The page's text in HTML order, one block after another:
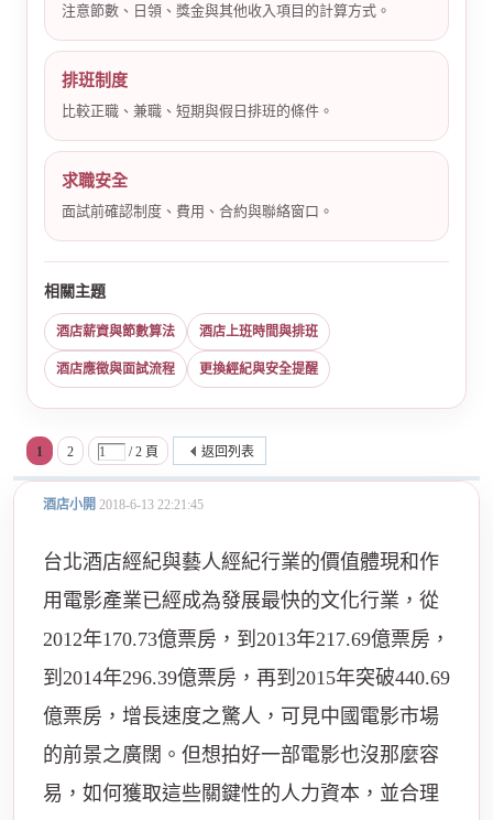
注意節數、日領、獎金與其他收入項目的計算方式。
排班制度
比較正職、兼職、短期與假日排班的條件。
求職安全
面試前確認制度、費用、合約與聯絡窗口。
相關主題
酒店薪資與節數算法 酒店上班時間與排班
酒店應徵與面試流程 更換經紀與安全提醒
1 2 / 2 頁 返回列表
酒店小開 2018-6-13 22:21:45
台北酒店經紀與藝人經紀行業的價值體現和作
用電影產業已經成為發展最快的文化行業，從
2012年170.73億票房，到2013年217.69億票房，
到2014年296.39億票房，再到2015年突破440.69
億票房，增長速度之驚人，可見中國電影市場
的前景之廣闊。但想拍好一部電影也沒那麼容
易，如何獲取這些關鍵性的人力資本，並合理